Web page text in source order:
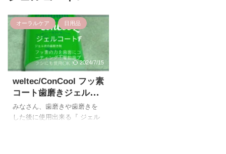
オーラルケア 日用品
2024/7/15
weltec/ConCool フッ素
コート歯磨きジェル『
ジェルコートF』電動歯
ブラシにも使用OK！お
みなさん、歯磨きや歯磨きを
した後に使用出来る『 ジェル